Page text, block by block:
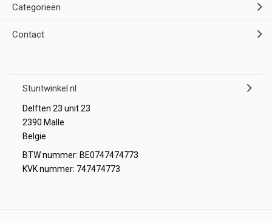
Categorieën
Contact
Stuntwinkel.nl
Delften 23 unit 23
2390 Malle
Belgie
BTW nummer: BE0747474773
KVK nummer: 747474773